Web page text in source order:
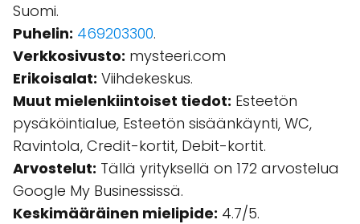
Suomi.
Puhelin: 469203300.
Verkkosivusto: mysteeri.com
Erikoisalat: Viihdekeskus.
Muut mielenkiintoiset tiedot: Esteetön
pysäköintialue, Esteetön sisäänkäynti, WC,
Ravintola, Credit-kortit, Debit-kortit.
Arvostelut: Tällä yrityksellä on 172 arvostelua
Google My Businessissä.
Keskimääräinen mielipide: 4.7/5.